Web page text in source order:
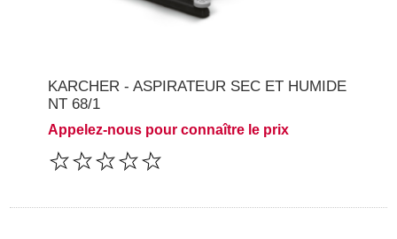
KARCHER - ASPIRATEUR SEC ET HUMIDE
NT 68/1
Appelez-nous pour connaître le prix